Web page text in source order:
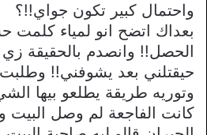
واحتمال كبير تكون جواي!!؟
بعداك اتضح انو لمياء
الحصل!! وانصدم بالحقيقة زي
حيقتلني بعد يشوفني!! وطلبت
وتوريه طريقة يطلعو بيها
كانت الفاجعة لم وصل البيت